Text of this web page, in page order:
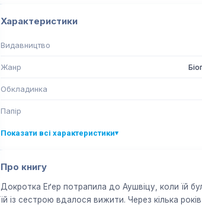
Характеристики
Видавництво
Жанр
Обкладинка
Папір
Показати всі характеристики▾
Про книгу
Докротка Еґер потрапила до Аушвіцу, коли їй
їй із сестрою вдалося вижити. Через кілька